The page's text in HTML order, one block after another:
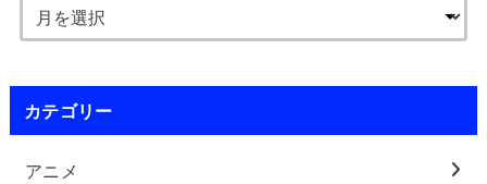
カテゴリー
アニメ